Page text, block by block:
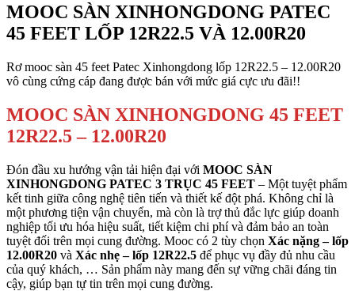
MOOC SÀN XINHONGDONG PATEC
45 FEET LỐP 12R22.5 VÀ 12.00R20
Rơ mooc sàn 45 feet Patec Xinhongdong lốp 12R22.5 – 12.00R20
vô cùng cứng cáp đang được bán với mức giá cực ưu đãi!!
MOOC SÀN XINHONGDONG 45 FEET
12R22.5 – 12.00R20
Đón đầu xu hướng vận tải hiện đại với MOOC SÀN
XINHONGDONG PATEC 3 TRỤC 45 FEET – Một tuyệt phẩm
kết tinh giữa công nghệ tiên tiến và thiết kế đột phá. Không chỉ là
một phương tiện vận chuyển, mà còn là trợ thủ đắc lực giúp doanh
nghiệp tối ưu hóa hiệu suất, tiết kiệm chi phí và đảm bảo an toàn
tuyệt đối trên mọi cung đường. Mooc có 2 tùy chọn Xác nặng – lốp
12.00R20 và Xác nhẹ – lốp 12R22.5 để phục vụ đầy đủ nhu cầu
của quý khách, … Sản phẩm này mang đến sự vững chãi đáng tin
cậy, giúp bạn tự tin trên mọi cung đường.